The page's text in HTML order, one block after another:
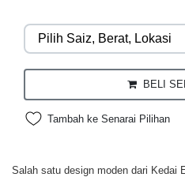
BELI
Tambah ke Senarai Pilihan
Salah satu design moden dari Kedai